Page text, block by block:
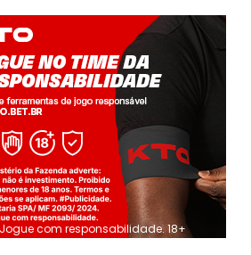
Jogue com responsabilidade. 18+